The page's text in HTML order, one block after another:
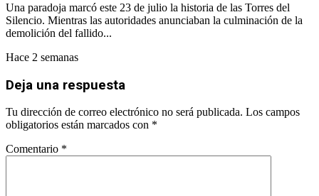
Una paradoja marcó este 23 de julio la historia de las Torres del
Silencio. Mientras las autoridades anunciaban la culminación de la
demolición del fallido...
Hace 2 semanas
Deja una respuesta
Tu dirección de correo electrónico no será publicada. Los campos
obligatorios están marcados con *
Comentario *